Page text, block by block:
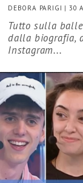
DEBORA PARIGI | 30
Tutto sulla
dalla biografia,
Instagram...